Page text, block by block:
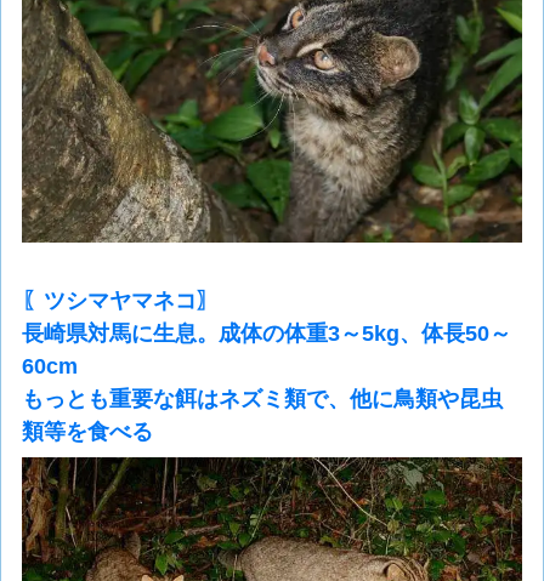
〖ツシマヤマネコ〗
長崎県対馬に生息。成体の体重3～5kg、体長50～
60cm
もっとも重要な餌はネズミ類で、他に鳥類や昆虫
類等を食べる